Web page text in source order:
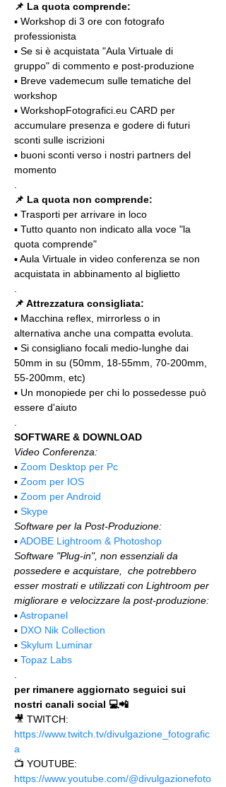
📌 La quota comprende:
▪️ Workshop di 3 ore con fotografo
professionista
▪️ Se si è acquistata "Aula Virtuale di
gruppo" di commento e post-produzione
▪️ Breve vademecum sulle tematiche del
workshop
▪️ WorkshopFotografici.eu CARD per
accumulare presenza e godere di futuri
sconti sulle iscrizioni
▪️ buoni sconti verso i nostri partners del
momento
📌 La quota non comprende:
▪️ Trasporti per arrivare in loco
▪️ Tutto quanto non indicato alla voce "la
quota comprende"
▪️ Aula Virtuale in video conferenza se non
acquistata in abbinamento al biglietto
📌 Attrezzatura consigliata:
▪️ Macchina reflex, mirrorless o in
alternativa anche una compatta evoluta.
▪️ Si consigliano focali medio-lunghe dai
50mm in su (50mm, 18-55mm, 70-200mm,
55-200mm, etc)
▪️ Un monopiede per chi lo possedesse può
essere d'aiuto
SOFTWARE & DOWNLOAD
Video Conferenza:
▪️ Zoom Desktop per Pc
▪️ Zoom per IOS
▪️ Zoom per Android
▪️ Skype
Software per la Post-Produzione:
▪️ ADOBE Lightroom & Photoshop
Software "Plug-in", non essenziali da
possedere e acquistare,  che potrebbero
esser mostrati e utilizzati con Lightroom per
migliorare e velocizzare la post-produzione:
▪️ Astropanel
▪️ DXO Nik Collection
▪️ Skylum Luminar
▪️ Topaz Labs
per rimanere aggiornato seguici sui
nostri canali social 💻📲
🎥 TWITCH:
https://www.twitch.tv/divulgazione_fotografic
a
📺 YOUTUBE:
https://www.youtube.com/@divulgazionefoto